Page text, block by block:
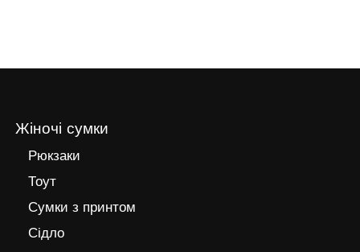
Жіночі сумки
Рюкзаки
Тоут
Сумки з принтом
Сідло